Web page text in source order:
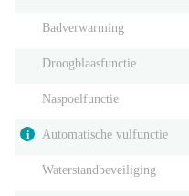
Badverwarming
Droogblaasfunctie
Naspoelfunctie
i Automatische vulfunctie
Waterstandbeveiliging